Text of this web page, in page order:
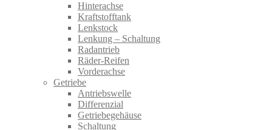
Hinterachse
Kraftstofftank
Lenkstock
Lenkung – Schaltung
Radantrieb
Räder-Reifen
Vorderachse
Getriebe
Antriebswelle
Differenzial
Getriebegehäuse
Schaltung